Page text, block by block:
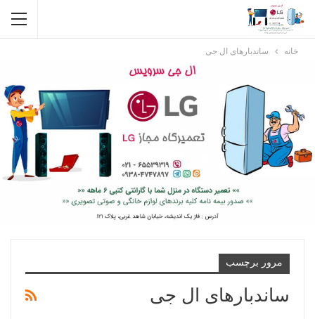
خانه ساندبارهای ال جی
مرور برچسب
ساندبارهای ال جی